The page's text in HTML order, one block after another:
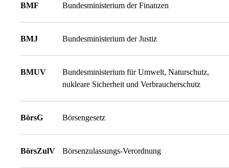
BMF Bundesministerium der Finanzen
BMJ Bundesministerium der Justiz
BMUV
Bundesministerium für Umwelt, Naturschutz,
nukleare Sicherheit und Verbraucherschutz
BörsG Börsengesetz
BörsZulV Börsenzulassungs-Verordnung